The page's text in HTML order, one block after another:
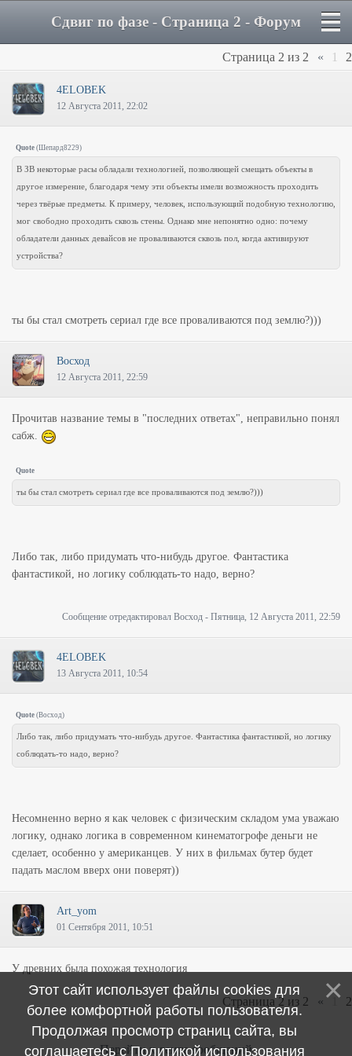
Сдвиг по фазе - Страница 2 - Форум
Страница 2 из 2 « 1 2
4ELOBEK
12 Августа 2011, 22:02
Quote (Шепард8229)
В ЗВ некоторые расы обладали технологией, позволяющей смещать объекты в
другое измерение, благодаря чему эти объекты имели возможность проходить
через твёрые предметы. К примеру, человек, использующий подобную технологию,
мог свободно проходить сквозь стены. Однако мне непонятно одно: почему
обладатели данных девайсов не проваливаются сквозь пол, когда активируют
устройства?
ты бы стал смотреть сериал где все проваливаются под землю?)))
Восход
12 Августа 2011, 22:59
Прочитав название темы в "последних ответах", неправильно понял
сабж.
Quote
ты бы стал смотреть сериал где все проваливаются под землю?)))
Либо так, либо придумать что-нибудь другое. Фантастика
фантастикой, но логику соблюдать-то надо, верно?
Сообщение отредактировал Восход - Пятница, 12 Августа 2011, 22:59
4ELOBEK
13 Августа 2011, 10:54
Quote (Восход)
Либо так, либо придумать что-нибудь другое. Фантастика фантастикой, но логику
соблюдать-то надо, верно?
Несомненно верно я как человек с физическим складом ума уважаю
логику, однако логика в современном кинематогрофе деньги не
сделает, особенно у американцев. У них в фильмах бутер будет
падать маслом вверх они поверят))
Art_yom
01 Сентября 2011, 10:51
У древних была похожая технология
Страница2 из 2 « 2
Перейти к ленте сообщений
Этот сайт использует файлы cookies для
более комфортной работы пользователя.
Продолжая просмотр страниц сайта, вы
соглашаетесь сПолитикой использования